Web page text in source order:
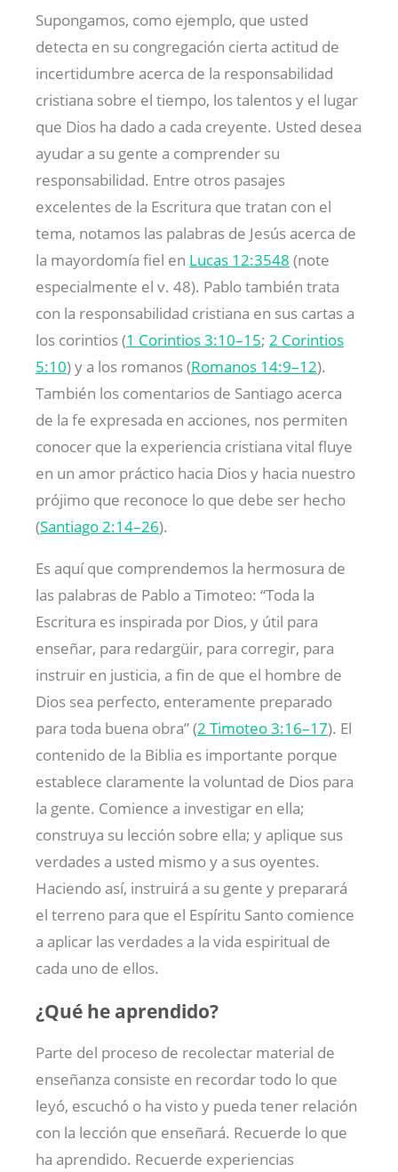
Supongamos, como ejemplo, que usted
detecta en su congregación cierta actitud de
incertidumbre acerca de la responsabilidad
cristiana sobre el tiempo, los talentos y el lugar
que Dios ha dado a cada creyente. Usted desea
ayudar a su gente a comprender su
responsabilidad. Entre otros pasajes
excelentes de la Escritura que tratan con el
tema, notamos las palabras de Jesús acerca de
la mayordomía fiel en Lucas 12:3548 (note
especialmente el v. 48). Pablo también trata
con la responsabilidad cristiana en sus cartas a
los corintios (1 Corintios 3:10–15; 2 Corintios
5:10) y a los romanos (Romanos 14:9–12).
También los comentarios de Santiago acerca
de la fe expresada en acciones, nos permiten
conocer que la experiencia cristiana vital fluye
en un amor práctico hacia Dios y hacia nuestro
prójimo que reconoce lo que debe ser hecho
(Santiago 2:14–26).
Es aquí que comprendemos la hermosura de
las palabras de Pablo a Timoteo: “Toda la
Escritura es inspirada por Dios, y útil para
enseñar, para redargüir, para corregir, para
instruir en justicia, a fin de que el hombre de
Dios sea perfecto, enteramente preparado
para toda buena obra” (2 Timoteo 3:16–17). El
contenido de la Biblia es importante porque
establece claramente la voluntad de Dios para
la gente. Comience a investigar en ella;
construya su lección sobre ella; y aplique sus
verdades a usted mismo y a sus oyentes.
Haciendo así, instruirá a su gente y preparará
el terreno para que el Espíritu Santo comience
a aplicar las verdades a la vida espiritual de
cada uno de ellos.
¿Qué he aprendido?
Parte del proceso de recolectar material de
enseñanza consiste en recordar todo lo que
leyó, escuchó o ha visto y pueda tener relación
con la lección que enseñará. Recuerde lo que
ha aprendido. Recuerde experiencias